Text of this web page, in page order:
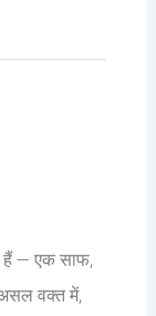
— एक साफ,
वक्त में,